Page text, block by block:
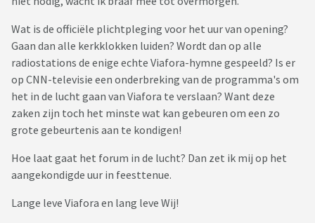
Wat is de officiële plichtpleging voor het uur van opening?
Gaan dan alle kerkklokken luiden? Wordt dan op alle
radiostations de enige echte Viafora-hymne gespeeld? Is er
op CNN-televisie een onderbreking van de programma's om
het in de lucht gaan van Viafora te verslaan? Want deze
zaken zijn toch het minste wat kan gebeuren om een zo
grote gebeurtenis aan te kondigen!
Hoe laat gaat het forum in de lucht? Dan zet ik mij op het
aangekondigde uur in feesttenue.
Lange leve Viafora en lang leve Wij!